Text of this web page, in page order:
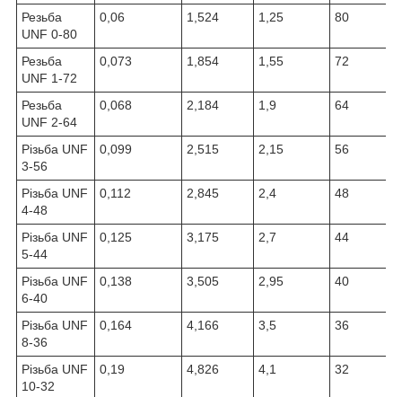
Резьба
UNF 0-80
0,06 1,524 1,25 80
Резьба
UNF 1-72
0,073 1,854 1,55 72
Резьба
UNF 2-64
0,068 2,184 1,9 64
Різьба UNF
3-56
0,099 2,515 2,15 56
Різьба UNF
4-48
0,112 2,845 2,4 48
Різьба UNF
5-44
0,125 3,175 2,7 44
Різьба UNF
6-40
0,138 3,505 2,95 40
Різьба UNF
8-36
0,164 4,166 3,5 36
Різьба UNF
10-32
0,19 4,826 4,1 32